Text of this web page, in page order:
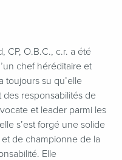
CP, O.B.C., c.r. a été
chef héréditaire et
toujours su qu’elle
responsabilités de
et leader parmi les
s’est forgé une solide
de championne de la
Elle